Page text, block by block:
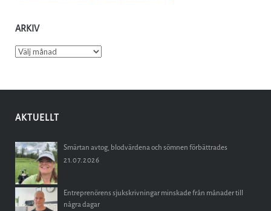
ARKIV
Arkiv
AKTUELLT
Smärtan avtog, blodvärdena och sömnen förbättrades
21.07.2026
Entreprenörens sjukskrivningar minskade från månader till
några dagar